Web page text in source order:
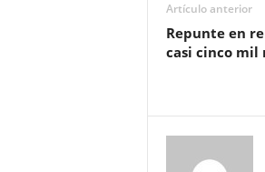
Artículo anterior
Repunte en
casi cinco mil